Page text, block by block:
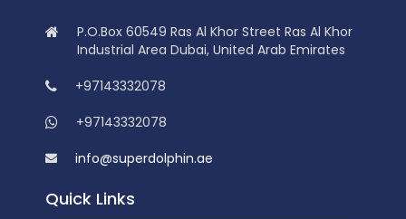
P.O.Box 60549 Ras Al Khor Street Ras Al Khor
Industrial Area Dubai, United Arab Emirates
+97143332078
+97143332078
info@superdolphin.ae
Quick Links